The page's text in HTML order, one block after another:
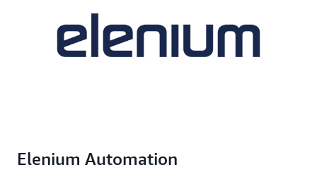
Elenium Automation